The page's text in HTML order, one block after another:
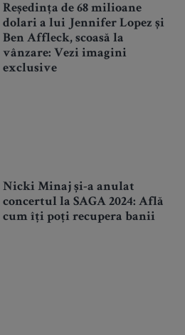
Reședința de 68 milioane
dolari a lui Jennifer Lopez și
Ben Affleck, scoasă la
vânzare: Vezi imagini
exclusive
Nicki Minaj și-a anulat
concertul la SAGA 2024: Află
cum îți poți recupera banii